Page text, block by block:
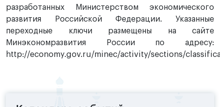
разработанных Министерством экономического
развития Российской Федерации. Указанные
переходные ключи размещены на сайте
Минэкономразвития России по адресу:
http://economy.gov.ru/minec/activity/sections/